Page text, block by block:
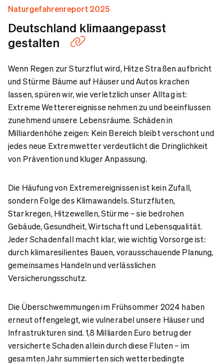
Wissenschaftliche Perspektive
Branchen-Perspektive
Verbraucher-Perspektive
Daten-Perspektive
Naturgefahrenreport 2025
Deutschland klimaangepasst
gestalten
Wenn Regen zur Sturzflut wird, Hitze Straßen aufbricht
und Stürme Bäume auf Häuser und Autos krachen
lassen, spüren wir, wie verletzlich unser Alltag ist:
Extreme Wetterereignisse nehmen zu und beeinflussen
zunehmend unsere Lebensräume. Schäden in
Milliardenhöhe zeigen: Kein Bereich bleibt verschont und
jedes neue Extremwetter verdeutlicht die Dringlichkeit
von Prävention und kluger Anpassung.
Die Häufung von Extremereignissen ist kein Zufall,
sondern Folge des Klimawandels. Sturzfluten,
Starkregen, Hitzewellen, Stürme – sie bedrohen
Gebäude, Gesundheit, Wirtschaft und Lebensqualität.
Jeder Schadenfall macht klar, wie wichtig Vorsorge ist:
durch klimaresilientes Bauen, vorausschauende Planung,
gemeinsames Handeln und verlässlichen
Versicherungsschutz.
Die Überschwemmungen im Frühsommer 2024 haben
erneut offengelegt, wie vulnerabel unsere Häuser und
Infrastrukturen sind. 1,8 Milliarden Euro betrug der
versicherte Schaden allein durch diese Fluten – im
gesamten Jahr summierten sich wetterbedingte